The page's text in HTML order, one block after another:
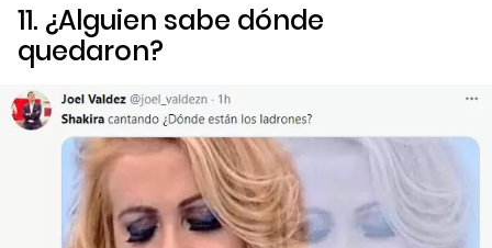
11. ¿Alguien sabe dónde
quedaron?